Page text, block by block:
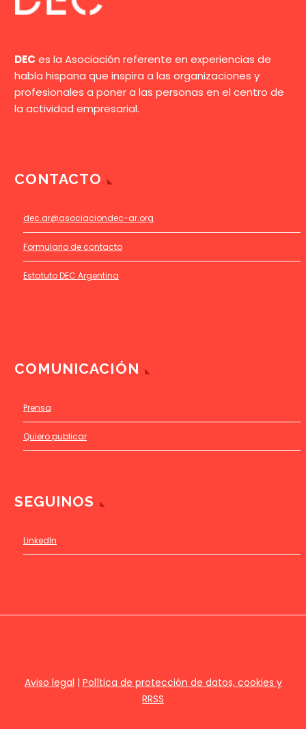
DEC es la Asociación referente en experiencias de
habla hispana que inspira a las organizaciones y
profesionales a poner a las personas en el centro de
la actividad empresarial.
CONTACTO
dec.ar@asociaciondec-ar.org
Formulario de contacto
Estatuto DEC Argentina
COMUNICACIÓN
Prensa
Quiero publicar
SEGUINOS
LinkedIn
Aviso legal | Política de protección de datos, cookies y
RRSS